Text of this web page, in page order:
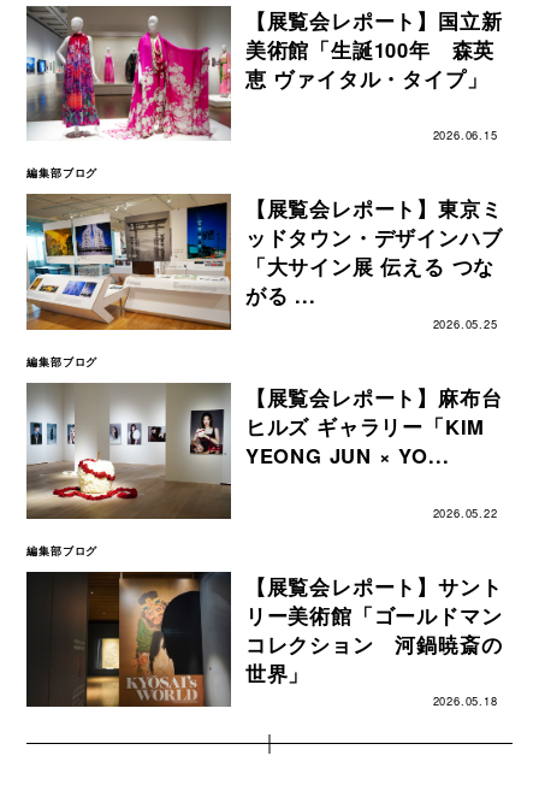
【展覧会レポート】国立新
美術館「生誕100年 森英
恵 ヴァイタル・タイプ」
2026.06.15
編集部ブログ
【展覧会レポート】東京ミ
ッドタウン・デザインハブ
「大サイン展 伝える つな
がる ...
2026.05.25
編集部ブログ
【展覧会レポート】麻布台
ヒルズ ギャラリー「KIM
YEONG JUN × YO...
2026.05.22
編集部ブログ
【展覧会レポート】サント
リー美術館「ゴールドマン
コレクション 河鍋暁斎の
世界」
2026.05.18